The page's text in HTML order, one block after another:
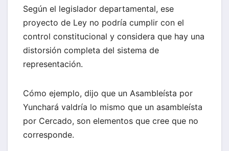
Según el legislador departamental, ese
proyecto de Ley no podría cumplir con el
control constitucional y considera que hay una
distorsión completa del sistema de
representación.
Cómo ejemplo, dijo que un Asambleísta por
Yunchará valdría lo mismo que un asambleísta
por Cercado, son elementos que cree que no
corresponde.